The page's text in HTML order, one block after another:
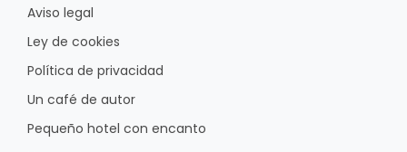
Aviso legal
Ley de cookies
Política de privacidad
Un café de autor
Pequeño hotel con encanto